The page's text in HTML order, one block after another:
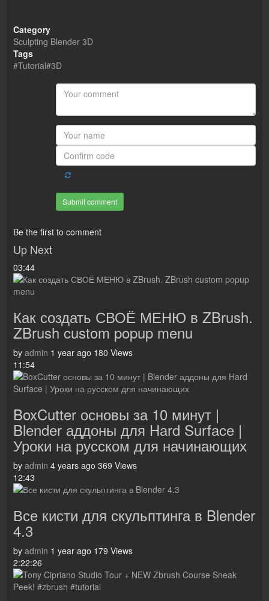
Category
Sculpting Blender 3D
Tags
#Tutorial#3D
Submit comment
Be the first to comment
Up Next
03:44
Как создать СВОЁ МЕНЮ в ZBrush.
ZBrush custom popup menu
by admin 1 year ago 180 Views
11:54
BoxCutter основы за 10 минут |
Blender аддоны для Hard Surface |
Уроки на русском для начинающих
by admin 4 years ago 369 Views
12:43
Все кисти для скульптинга в Blender
4.3
by admin 1 year ago 179 Views
2:22:26